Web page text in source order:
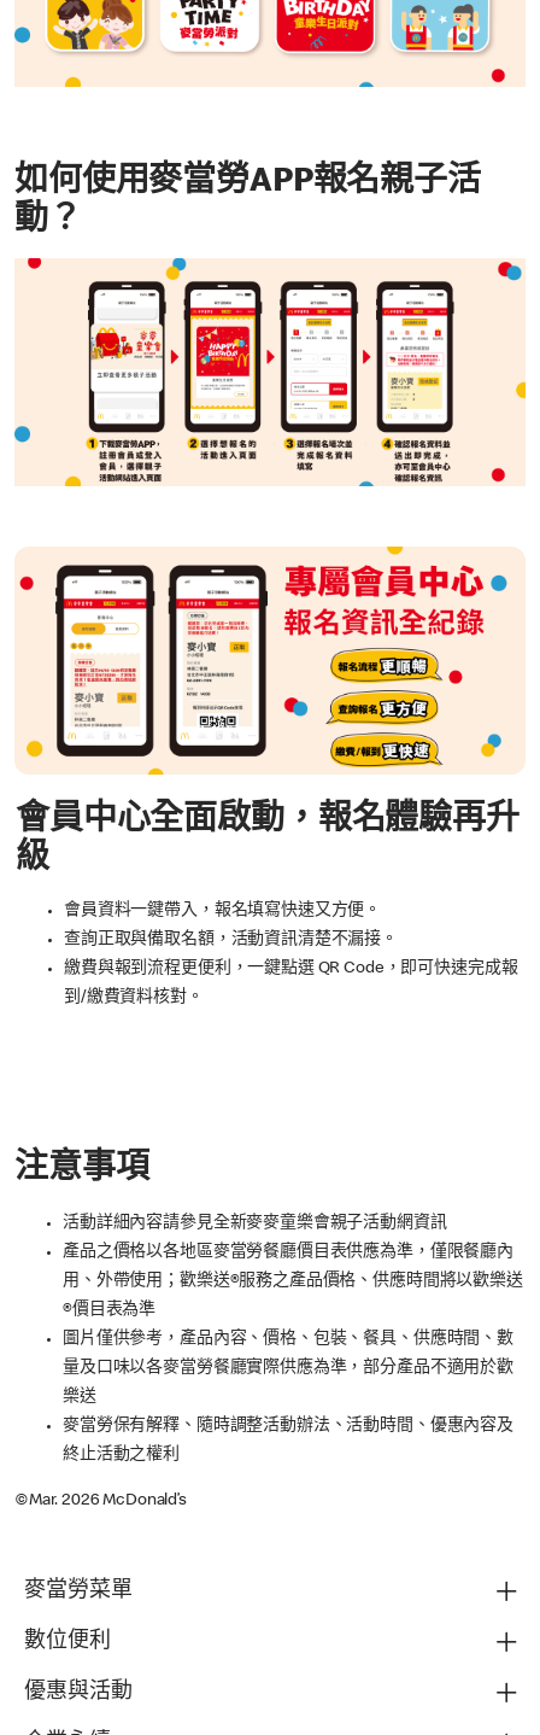
如何使用麥當勞APP報名親子活
動？
會員中心全面啟動，報名體驗再升
級
會員資料一鍵帶入，報名填寫快速又方便。
查詢正取與備取名額，活動資訊清楚不漏接。
繳費與報到流程更便利，一鍵點選 QR Code，即可快速完成報
到/繳費資料核對。
注意事項
活動詳細內容請參見全新麥麥童樂會親子活動網資訊
產品之價格以各地區麥當勞餐廳價目表供應為準，僅限餐廳內
用、外帶使用；歡樂送®服務之產品價格、供應時間將以歡樂送
®價目表為準
圖片僅供參考，產品內容、價格、包裝、餐具、供應時間、數
量及口味以各麥當勞餐廳實際供應為準，部分產品不適用於歡
樂送
麥當勞保有解釋、隨時調整活動辦法、活動時間、優惠內容及
終止活動之權利
©Mar. 2026 McDonald’s
麥當勞菜單
數位便利
優惠與活動